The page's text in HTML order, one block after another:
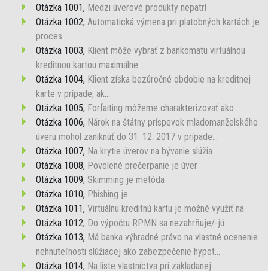
Otázka 1001, Medzi úverové produkty nepatrí
Otázka 1002, Automatická výmena pri platobných kartách je
proces
Otázka 1003, Klient môže vybrať z bankomatu virtuálnou
kreditnou kartou maximálne...
Otázka 1004, Klient získa bezúročné obdobie na kreditnej
karte v prípade, ak...
Otázka 1005, Forfaiting môžeme charakterizovať ako
Otázka 1006, Nárok na štátny príspevok mladomanželského
úveru mohol zaniknúť do 31. 12. 2017 v prípade...
Otázka 1007, Na krytie úverov na bývanie slúžia
Otázka 1008, Povolené prečerpanie je úver
Otázka 1009, Skimming je metóda
Otázka 1010, Phishing je
Otázka 1011, Virtuálnu kreditnú kartu je možné využiť na
Otázka 1012, Do výpočtu RPMN sa nezahrňuje/-jú
Otázka 1013, Má banka výhradné právo na vlastné ocenenie
nehnuteľnosti slúžiacej ako zabezpečenie hypot...
Otázka 1014, Na liste vlastníctva pri zakladanej